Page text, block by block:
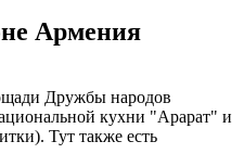
Армения
Дружбы народов
кухни "Арарат" и
Тут также есть